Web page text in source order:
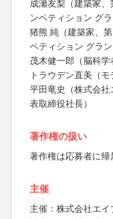
成瀬友梨（建築家
ンペティション グラ
猪熊 純（建築家、
ペティション グラン
茂木健一郎（脳科学
トラウデン直美（モ
平田竜史（株式会
表取締役社長）
著作権の扱い
著作権は応募者に帰
主催
主催：株式会社エイ